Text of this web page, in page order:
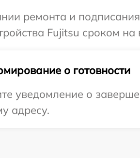
ремонта и
Fujitsu сроком
о готовности
уведомление о
адресу.